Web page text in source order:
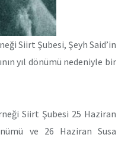
Siirt Şubesi, Şeyh Said’in
yıl dönümü nedeniyle bir
Siirt Şubesi 25 Haziran
ve 26 Haziran Susa